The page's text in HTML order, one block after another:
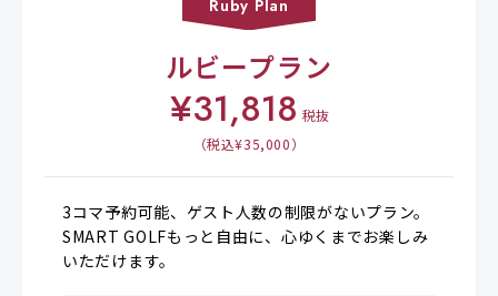
Ruby Plan
ルビープラン
¥31,818 税抜
（税込¥35,000）
3コマ予約可能、ゲスト人数の制限がないプラン。
SMART GOLFもっと自由に、心ゆくまでお楽しみ
いただけます。